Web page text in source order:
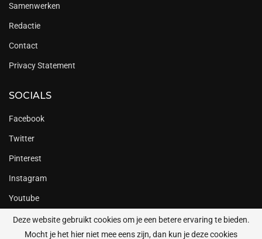
Samenwerken
Redactie
Contact
Privacy Statement
SOCIALS
Facebook
Twitter
Pinterest
Instagram
Youtube
Deze website gebruikt cookies om je een betere ervaring te bieden.
Mocht je het hier niet mee eens zijn, dan kun je deze cookies